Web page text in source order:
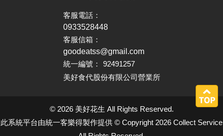
客服電話：
0933528448
客服信箱：
goodeatss@gmail.com
統一編號：
92491257
美好食代股份有限公司營業所
© 2026 美好花生 All Rights Reserved.
此系統平台由統一客樂得製作提供 © Copyright 2026 Collect Service